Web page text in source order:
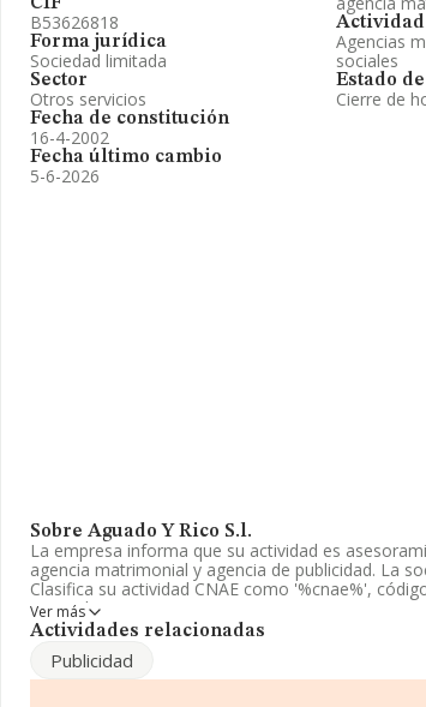
B53626818
Forma jurídica
Sociedad limitada
Sector
Otros servicios
Fecha de constitución
16-4-2002
Fecha último cambio
5-6-2026
Actividad
Agencias
sociales
Estado
Cierre de
Sobre Aguado Y Rico S.l.
La empresa informa que su actividad es
agencia matrimonial y agencia de publicidad. La
Clasifica su actividad CNAE como '%cnae%',
mercados exteriores.
La empresa españolaAguado y Rico S.L, con
Ver más
Actividades relacionadas
Publicidad